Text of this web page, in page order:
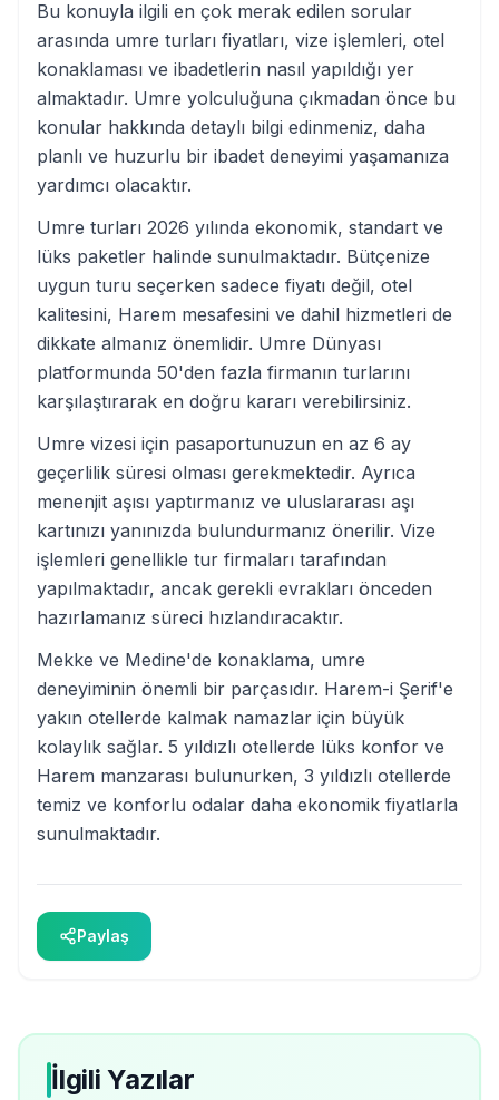
Bu konuyla ilgili en çok merak edilen sorular
arasında umre turları fiyatları, vize işlemleri, otel
konaklaması ve ibadetlerin nasıl yapıldığı yer
almaktadır. Umre yolculuğuna çıkmadan önce bu
konular hakkında detaylı bilgi edinmeniz, daha
planlı ve huzurlu bir ibadet deneyimi yaşamanıza
yardımcı olacaktır.
Umre turları 2026 yılında ekonomik, standart ve
lüks paketler halinde sunulmaktadır. Bütçenize
uygun turu seçerken sadece fiyatı değil, otel
kalitesini, Harem mesafesini ve dahil hizmetleri de
dikkate almanız önemlidir. Umre Dünyası
platformunda 50'den fazla firmanın turlarını
karşılaştırarak en doğru kararı verebilirsiniz.
Umre vizesi için pasaportunuzun en az 6 ay
geçerlilik süresi olması gerekmektedir. Ayrıca
menenjit aşısı yaptırmanız ve uluslararası aşı
kartınızı yanınızda bulundurmanız önerilir. Vize
işlemleri genellikle tur firmaları tarafından
yapılmaktadır, ancak gerekli evrakları önceden
hazırlamanız süreci hızlandıracaktır.
Mekke ve Medine'de konaklama, umre
deneyiminin önemli bir parçasıdır. Harem-i Şerif'e
yakın otellerde kalmak namazlar için büyük
kolaylık sağlar. 5 yıldızlı otellerde lüks konfor ve
Harem manzarası bulunurken, 3 yıldızlı otellerde
temiz ve konforlu odalar daha ekonomik fiyatlarla
sunulmaktadır.
Paylaş
İlgili Yazılar